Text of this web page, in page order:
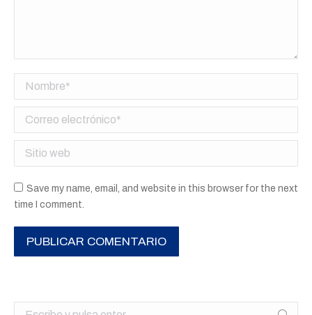
Nombre *
Correo electrónico *
Sitio web
Save my name, email, and website in this browser for the next
time I comment.
PUBLICAR COMENTARIO
Buscar: